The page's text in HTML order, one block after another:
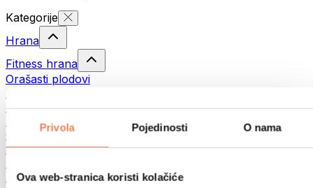
Privola Pojedinosti O nama
Ova web-stranica koristi kolačiće
Kategorije
Hrana
Fitness hrana
Orašasti plodovi
Sjemenke
Namazi i paste
Gotovi obroci
Jaja
Meso